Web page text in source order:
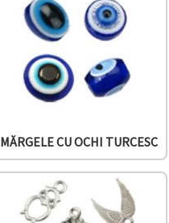
MĂRGELE CU OCHI TURCESC